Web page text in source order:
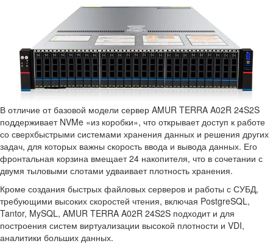
В отличие от базовой модели сервер AMUR TERRA A02R 24S2S
поддерживает NVMe «из коробки», что открывает доступ к работе
со сверхбыстрыми системами хранения данных и решения других
задач, для которых важны скорость ввода и вывода данных. Его
фронтальная корзина вмещает 24 накопителя, что в сочетании с
двумя тыловыми слотами удваивает плотность хранения.
Кроме создания быстрых файловых серверов и работы с СУБД,
требующими высоких скоростей чтения, включая PostgreSQL,
Tantor, MySQL, AMUR TERRA A02R 24S2S подходит и для
построения систем виртуализации высокой плотности и VDI,
аналитики больших данных.